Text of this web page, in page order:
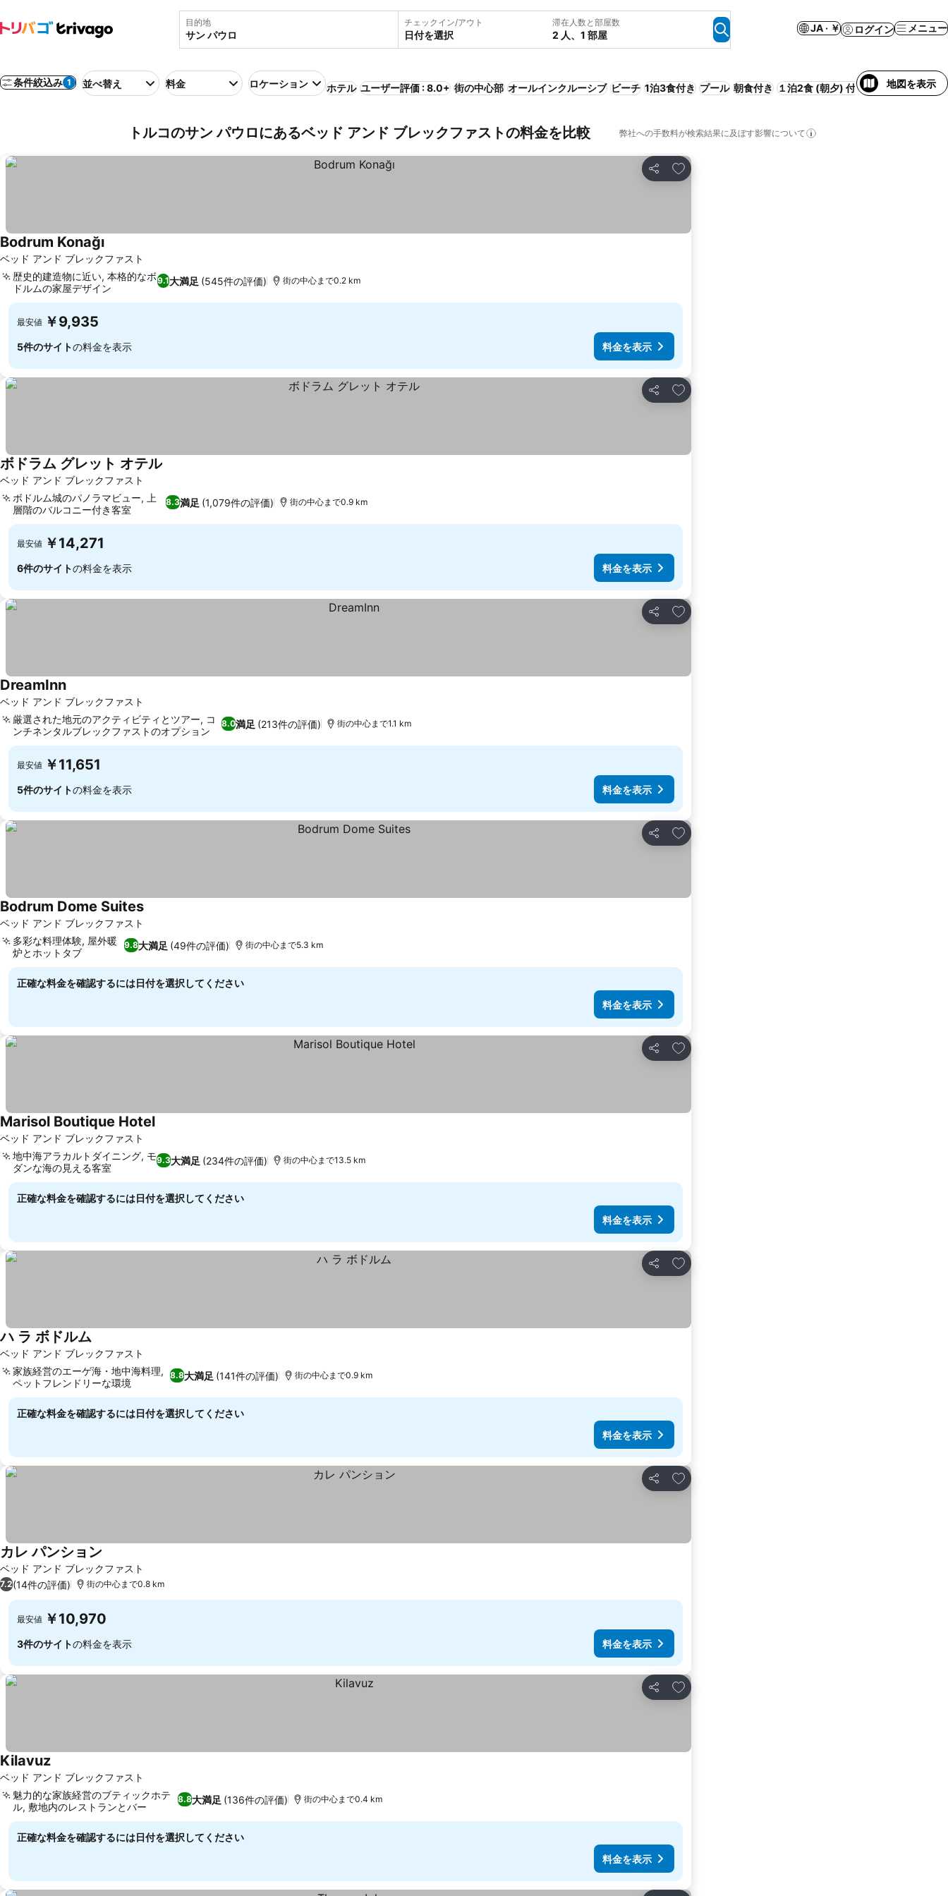
目的地 チェックイン/アウト
日付を選択
滞在人数と部屋数
2 人、1 部屋
JA · ￥ ログイン メニュー
条件絞込み 1 並べ替え 料金 ロケーション ホテル ユーザー評価 : 8.0+ 街の中心部 オールインクルーシブ ビーチ 1泊3食付き プール 朝食付き １泊2食 (朝夕) 付き リゾート サービ
地図を表示
トルコのサン パウロにあるベッド アンド ブレックファストの料金を比較 弊社への手数料が検索結果に及ぼす影響について
シェア
お気に入りに追加
ベッド アンド ブレックファスト
Bodrum Konağı
9.1大満足 (545件の評価)
歴史的建造物に近い, 本格的なボ
ドルムの家屋デザイン
街の中心まで0.2 km
最安値 ￥9,935
5件のサイトの料金を表示 料金を表示
シェア
お気に入りに追加
ベッド アンド ブレックファスト
ボドラム グレット オテル
8.3満足 (1,079件の評価)
ボドルム城のパノラマビュー, 上
層階のバルコニー付き客室
街の中心まで0.9 km
最安値 ￥14,271
6件のサイトの料金を表示 料金を表示
シェア
お気に入りに追加
ベッド アンド ブレックファスト
DreamInn
8.0満足 (213件の評価)
厳選された地元のアクティビティとツアー, コ
ンチネンタルブレックファストのオプション
街の中心まで1.1 km
最安値 ￥11,651
5件のサイトの料金を表示 料金を表示
シェア
お気に入りに追加
ベッド アンド ブレックファスト
Bodrum Dome Suites
9.8大満足 (49件の評価)
多彩な料理体験, 屋外暖
炉とホットタブ
街の中心まで5.3 km
正確な料金を確認するには日付を選択してください
料金を表示
シェア
お気に入りに追加
ベッド アンド ブレックファスト
Marisol Boutique Hotel
9.3大満足 (234件の評価)
地中海アラカルトダイニング, モ
ダンな海の見える客室
街の中心まで13.5 km
正確な料金を確認するには日付を選択してください
料金を表示
シェア
お気に入りに追加
ベッド アンド ブレックファスト
ハ ラ ボドルム
8.8大満足 (141件の評価)
家族経営のエーゲ海・地中海料理,
ペットフレンドリーな環境
街の中心まで0.9 km
正確な料金を確認するには日付を選択してください
料金を表示
シェア
お気に入りに追加
ベッド アンド ブレックファスト
カレ パンション
7.2(14件の評価) 街の中心まで0.8 km
最安値 ￥10,970
3件のサイトの料金を表示 料金を表示
シェア
お気に入りに追加
ベッド アンド ブレックファスト
Kilavuz
8.8大満足 (136件の評価)
魅力的な家族経営のブティックホテ
ル, 敷地内のレストランとバー
街の中心まで0.4 km
正確な料金を確認するには日付を選択してください
料金を表示